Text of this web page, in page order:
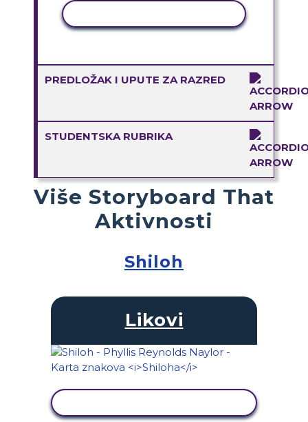
PREDLOŽAK I UPUTE ZA RAZRED
STUDENTSKA RUBRIKA
Više Storyboard That
Aktivnosti
Shiloh
Likovi